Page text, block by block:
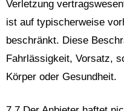
Verletzung
ist auf typischerweise
beschränkt. Diese
Fahrlässigkeit, Vorsatz,
Körper oder Gesundheit.